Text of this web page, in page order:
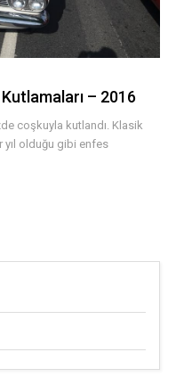
– 2016
coşkuyla kutlandı. Klasik
olduğu gibi enfes